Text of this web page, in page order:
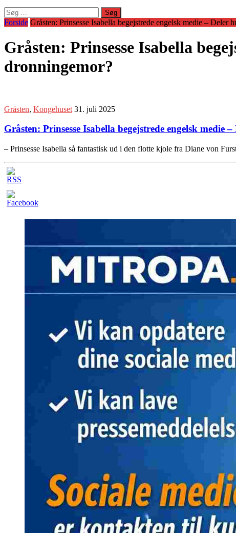
Søg
efter:
Forside Gråsten: Prinsesse Isabella begejstrede engelsk medie – Deler
Gråsten: Prinsesse Isabella
dronningemor?
Gråsten, Kongehuset 31. juli 2025
Gråsten: Prinsesse Isabella begejstrede engelsk
– Prinsesse Isabella så fantastisk ud i den flotte kjole fra Diane von